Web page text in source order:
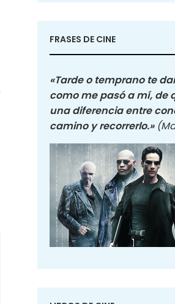
FRASES DE CINE
«Tarde o temprano te
como me pasó a mí, de
una diferencia entre
camino y recorrerlo.»